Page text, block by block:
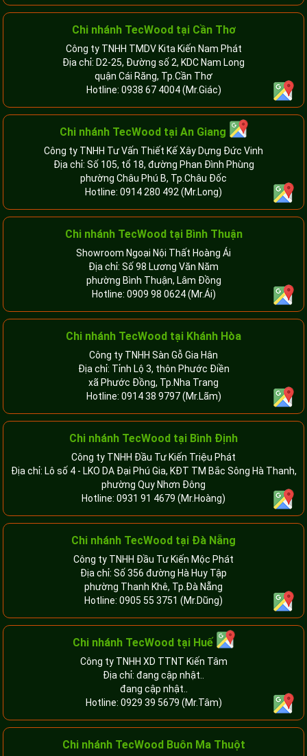
Chi nhánh TecWood tại Cần Thơ
Công ty TNHH TMDV Kita Kiến Nam Phát
Địa chỉ: D2-25, Đường số 2, KDC Nam Long
quận Cái Răng, Tp.Cần Thơ
Hotline: 0938 67 4004(Mr.Giác)
Chi nhánh TecWood tại An Giang
Công ty TNHH Tư Vấn Thiết Kế Xây Dựng Đức Vinh
Địa chỉ: Số 105, tổ 18, đường Phan Đình Phùng
phường Châu Phú B, Tp.Châu Đốc
Hotline: 0914 280 492 (Mr.Long)
Chi nhánh TecWood tại Bình Thuận
Showroom Ngoại Nội Thất Hoàng Ái
Địa chỉ: Số 98 Lương Văn Năm
phường Bình Thuận, Lâm Đồng
Hotline: 0909 98 0624(Mr.Ái)
Chi nhánh TecWood tại Khánh Hòa
Công ty TNHH Sàn Gỗ Gia Hân
Địa chỉ: Tỉnh Lộ 3, thôn Phước Điền
xã Phước Đồng, Tp.Nha Trang
Hotline: 0914 38 9797(Mr.Lãm)
Chi nhánh TecWood tại Bình Định
Công ty TNHH Đầu Tư Kiến Triệu Phát
Địa chỉ: Lô số 4 - LKO DA Đại Phú Gia, KĐT TM Bắc Sông Hà Thanh,
phường Quy Nhơn Đông
Hotline: 0931 91 4679 (Mr.Hoàng)
Chi nhánh TecWood tại Đà Nẵng
Công ty TNHH Đầu Tư Kiến Mộc Phát
Địa chỉ: Số 356 đường Hà Huy Tập
phường Thanh Khê, Tp.Đà Nẵng
Hotline: 0905 55 3751 (Mr.Dũng)
Chi nhánh TecWood tại Huế
Công ty TNHH XD TTNT Kiến Tâm
Địa chỉ: đang cập nhật..
đang cập nhật..
Hotline: 0929 39 5679 (Mr.Tâm)
Chi nhánh TecWood Buôn Ma Thuột